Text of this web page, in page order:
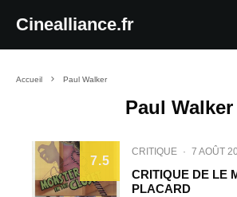
Cinealliance.fr
Accueil Paul Walker
Paul Walker
7.5
CRITIQUE · 7 AOÛT
CRITIQUE DE LE
PLACARD